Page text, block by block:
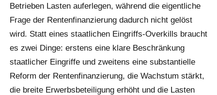
Betrieben Lasten auferlegen, während die eigentliche
Frage der Rentenfinanzierung dadurch nicht gelöst
wird. Statt eines staatlichen Eingriffs-Overkills braucht
es zwei Dinge: erstens eine klare Beschränkung
staatlicher Eingriffe und zweitens eine substantielle
Reform der Rentenfinanzierung, die Wachstum stärkt,
die breite Erwerbsbeteiligung erhöht und die Lasten